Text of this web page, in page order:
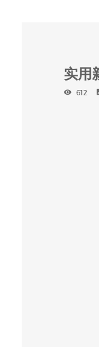
实用
612